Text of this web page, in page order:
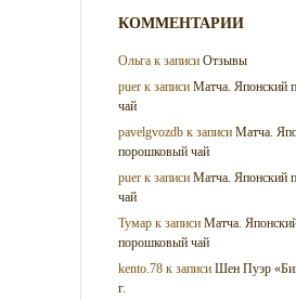
КОММЕНТАРИИ
Ольга к записиОтзывы
puer к записиМатча. Японский
чай
pavelgvozdb к записиМатча.
порошковый чай
puer к записиМатча. Японский
чай
Тумар к записиМатча.
порошковый чай
kento.78 к записиШен Пуэр
г.